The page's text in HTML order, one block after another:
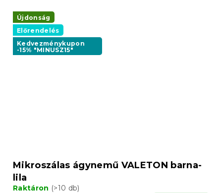
Újdonság
Előrendelés
Kedvezménykupon
-15% "MINUSZ15"
Mikroszálas ágynemű VALETON barna-
lila
Raktáron (>10 db)